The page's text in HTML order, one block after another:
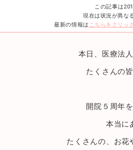
この記事は
現在は状況が異な
最新の情報は こちらをクリッ
本日、医療法
たくさんの
開院５周年
本当に
たくさんの、お花